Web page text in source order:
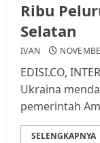
Ribu
Selatan
IVAN
EDISI.CO,
Ukraina
pemerintah
SELENGKAPNYA
4